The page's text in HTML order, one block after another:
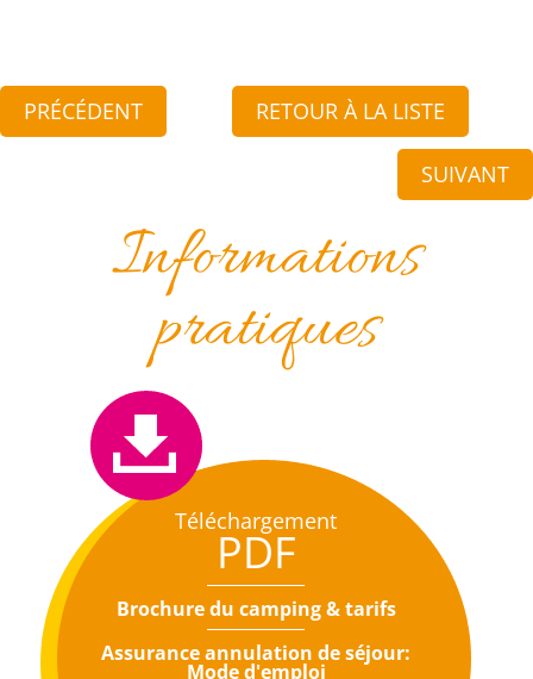
PRÉCÉDENT RETOUR À LA LISTE
SUIVANT
Informations
pratiques
Téléchargement
PDF
Brochure du camping & tarifs
Assurance annulation de séjour:
Mode d'emploi